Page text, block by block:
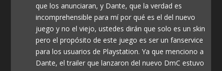
que los anunciaran, y Dante, que la verdad es
incomprehensible para mí por qué es el del nuevo
juego y no el viejo, ustedes dirán que solo es un skin
pero el propósito de este juego es ser un fanservice
para los usuarios de Playstation. Ya que menciono a
Dante, el trailer que lanzaron del nuevo DmC estuvo